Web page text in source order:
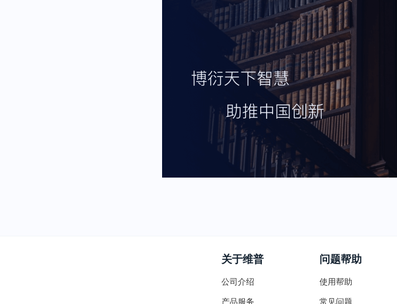
关于维普
公司介绍
产品服务
问题帮助
使用帮助
常见问题